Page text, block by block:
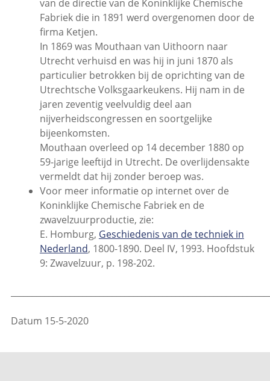
van de directie van de Koninklijke Chemische
Fabriek die in 1891 werd overgenomen door de
firma Ketjen.
In 1869 was Mouthaan van Uithoorn naar
Utrecht verhuisd en was hij in juni 1870 als
particulier betrokken bij de oprichting van de
Utrechtsche Volksgaarkeukens. Hij nam in de
jaren zeventig veelvuldig deel aan
nijverheidscongressen en soortgelijke
bijeenkomsten.
Mouthaan overleed op 14 december 1880 op
59-jarige leeftijd in Utrecht. De overlijdensakte
vermeldt dat hij zonder beroep was.
Voor meer informatie op internet over de
Koninklijke Chemische Fabriek en de
zwavelzuurproductie, zie:
E. Homburg, Geschiedenis van de techniek in
Nederland, 1800-1890. Deel IV, 1993. Hoofdstuk
9: Zwavelzuur, p. 198-202.
Datum 15-5-2020